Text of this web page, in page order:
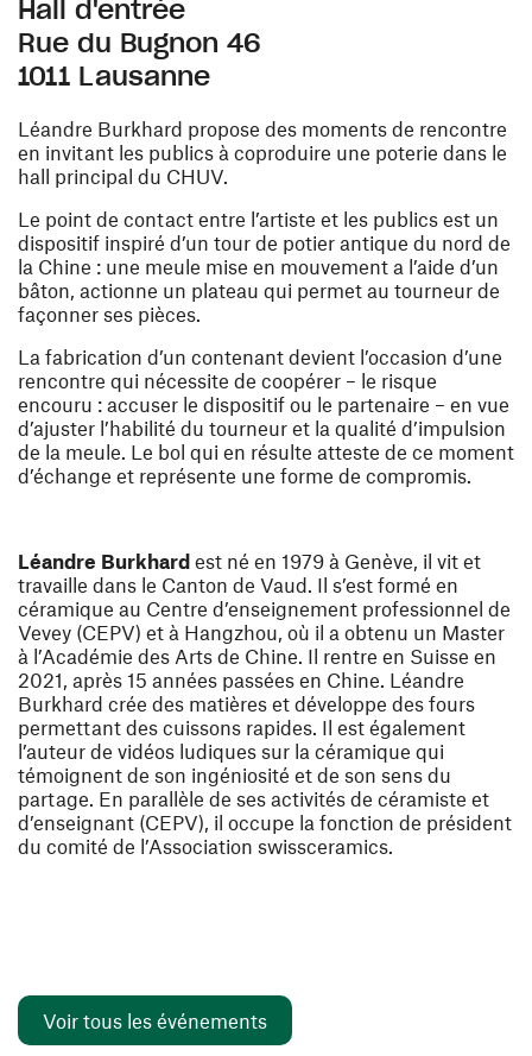
Hall d'entrée
Rue du Bugnon 46
1011 Lausanne
Léandre Burkhard propose des moments de rencontre
en invitant les publics à coproduire une poterie dans le
hall principal du CHUV.
Le point de contact entre l’artiste et les publics est un
dispositif inspiré d’un tour de potier antique du nord de
la Chine : une meule mise en mouvement a l’aide d’un
bâton, actionne un plateau qui permet au tourneur de
façonner ses pièces.
La fabrication d’un contenant devient l’occasion d’une
rencontre qui nécessite de coopérer – le risque
encouru : accuser le dispositif ou le partenaire – en vue
d’ajuster l’habilité du tourneur et la qualité d’impulsion
de la meule. Le bol qui en résulte atteste de ce moment
d’échange et représente une forme de compromis.
Léandre Burkhard est né en 1979 à Genève, il vit et
travaille dans le Canton de Vaud. Il s’est formé en
céramique au Centre d’enseignement professionnel de
Vevey (CEPV) et à Hangzhou, où il a obtenu un Master
à l’Académie des Arts de Chine. Il rentre en Suisse en
2021, après 15 années passées en Chine. Léandre
Burkhard crée des matières et développe des fours
permettant des cuissons rapides. Il est également
l’auteur de vidéos ludiques sur la céramique qui
témoignent de son ingéniosité et de son sens du
partage. En parallèle de ses activités de céramiste et
d’enseignant (CEPV), il occupe la fonction de président
du comité de l’Association swissceramics.
Voir tous les événements